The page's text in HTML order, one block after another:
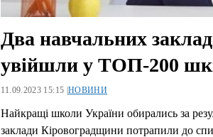
Два навчальних
увійшли у ТОП-200
11.09.2023 15:15 |НОВИНИ
Найкращі школи України обирались за
заклади Кіровоградщини потрапили до